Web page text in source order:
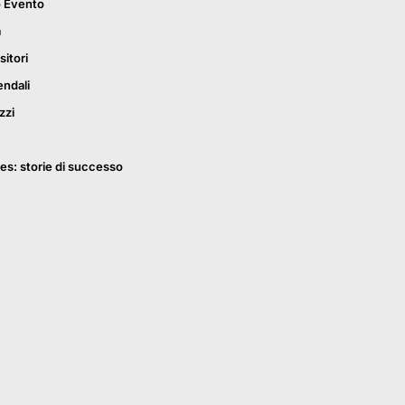
Evento
storie di successo